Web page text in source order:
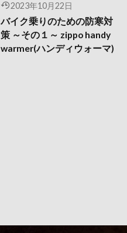
2023年10月22日
バイク乗りのための防寒対
策 ～その１～ zippo handy
warmer(ハンディウォーマ)